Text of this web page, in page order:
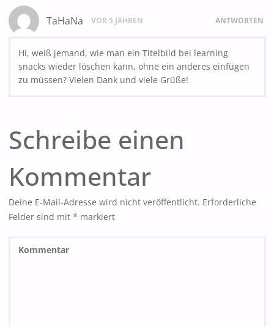
TaHaNa VOR 5 JAHREN ANTWORTEN
Hi, weiß jemand, wie man ein Titelbild bei learning
snacks wieder löschen kann, ohne ein anderes einfügen
zu müssen? Vielen Dank und viele Grüße!
Schreibe einen
Kommentar
Deine E-Mail-Adresse wird nicht veröffentlicht. Erforderliche
Felder sind mit * markiert